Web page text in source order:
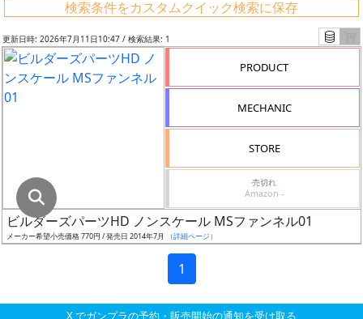
検索条件をカスタムクイック検索に保存
ス
成
形
更新日時: 2026年7月11日10:47 / 検索結果: 1
PRODUCT
MECHANIC
STORE
売切れ
Amazon -
ビルダーズパーツHD ノンスケール MSファンネル01
メーカー希望小売価格 770円 / 発売日 2014年7月 （詳細ページ）
1
X でガンプラの予約・販売開始の通知を受け取る